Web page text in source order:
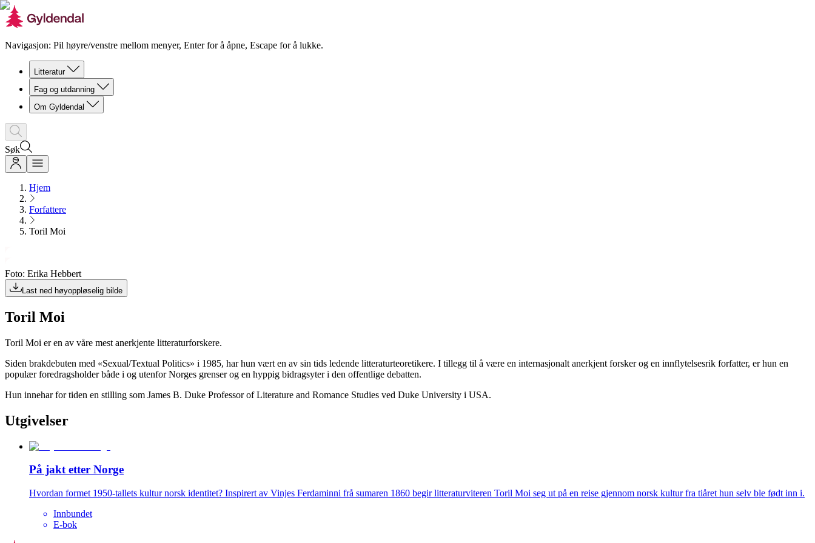
Navigasjon: Pil høyre/venstre mellom menyer, Enter for å åpne, Escape for å lukke.
Litteratur
Fag og utdanning
Om Gyldendal
Søk
Hjem
Forfattere
Toril Moi
Foto: Erika Hebbert
Last ned høyoppløselig bilde
Toril Moi
Toril Moi er en av våre mest anerkjente litteraturforskere.
Siden brakdebuten med «Sexual/Textual Politics» i 1985, har hun vært en av sin tids ledende litteraturteoretikere. I tillegg til å være en internasjonalt anerkjent forsker og en innflytelsesrik forfatter, er hun en
populær foredragsholder både i og utenfor Norges grenser og en hyppig bidragsyter i den offentlige debatten.
Hun innehar for tiden en stilling som James B. Duke Professor of Literature and Romance Studies ved Duke University i USA.
Utgivelser
På jakt etter Norge
Hvordan formet 1950-tallets kultur norsk identitet? Inspirert av Vinjes Ferdaminni frå sumaren 1860 begir litteraturviteren Toril Moi seg ut på en reise gjennom norsk kultur fra tiåret hun selv ble født inn i.
Innbundet
E-bok